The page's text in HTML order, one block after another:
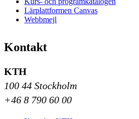
Lärplattformen Canvas
Webbmejl
Kontakt
KTH
100 44 Stockholm
+46 8 790 60 00